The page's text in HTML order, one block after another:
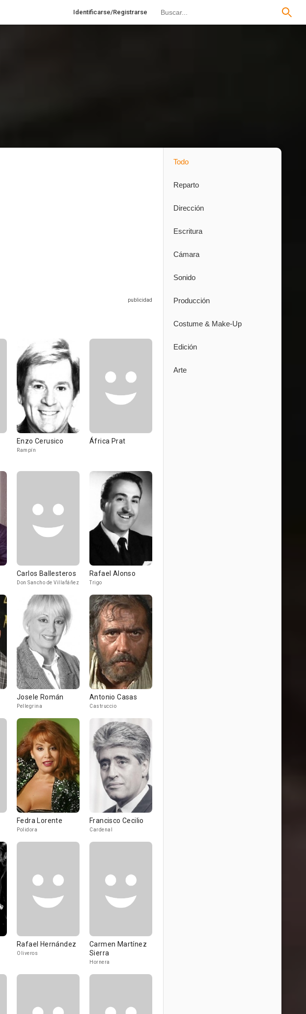
Identificarse/Registrarse
Enzo Cerusico
Rampín
África Prat
Carlos Ballesteros
Don Sancho de Villafáñez
Rafael Alonso
Trigo
Josele Román
Pellegrina
Antonio Casas
Castruccio
Fedra Lorente
Polidora
Francisco Cecilio
Cardenal
Rafael Hernández
Oliveros
Carmen Martínez
Sierra
Hornera
Todo
Reparto
Dirección
Escritura
Cámara
Sonido
Producción
Costume & Make-Up
Edición
Arte